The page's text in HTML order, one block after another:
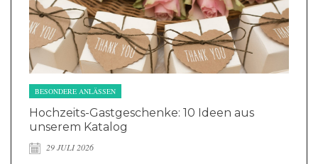
BESONDERE ANLÄSSEN
Hochzeits-Gastgeschenke: 10 Ideen aus
unserem Katalog
29 JULI 2026